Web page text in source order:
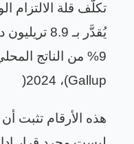
تكلّف قلة الالتزام
يُقدَّر بـ 8.9
9% من الناتج المحلي الإجمالي العالمي
(Gallup، 2024 )
هذه الأرقام تثبت